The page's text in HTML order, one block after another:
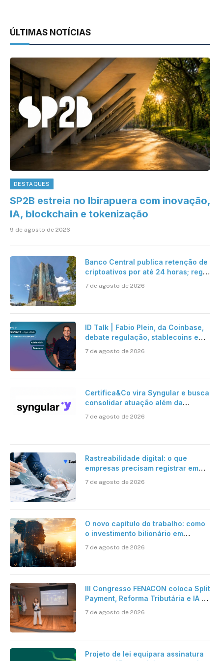
ÚLTIMAS NOTÍCIAS
DESTAQUES
SP2B estreia no Ibirapuera com inovação,
IA, blockchain e tokenização
9 de agosto de 2026
Banco Central publica retenção de
criptoativos por até 24 horas; regra
7 de agosto de 2026
ID Talk | Fabio Plein, da Coinbase,
debate regulação, stablecoins e
7 de agosto de 2026
Certifica&Co vira Syngular e busca
consolidar atuação além da
7 de agosto de 2026
Rastreabilidade digital: o que
empresas precisam registrar em
7 de agosto de 2026
O novo capítulo do trabalho: como
o investimento bilionário em
verdadeira era da inteligência
7 de agosto de 2026
III Congresso FENACON coloca Split
Payment, Reforma Tributária e IA no
centro dos debates
7 de agosto de 2026
Projeto de lei equipara assinatura